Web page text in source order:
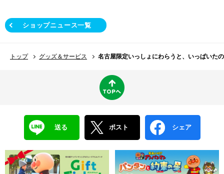
ショップニュース一覧
トップ グッズ＆サービス 名古屋限定いっしょにわらうと、いっぱいた
送る ポスト シェア